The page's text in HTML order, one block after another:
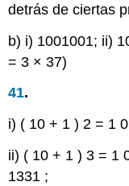
detrás de ciertas
b) i) 1001001; ii)
= 3 × 37)
41.
i) ( 10 + 1 ) 2 = 1 0
ii) ( 10 + 1 ) 3 = 1
1331 ;